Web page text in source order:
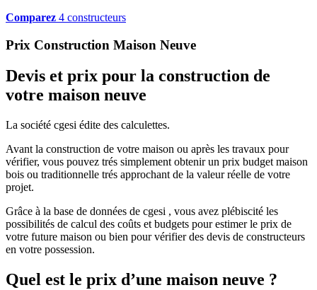
Comparez 4 constructeurs
Prix Construction Maison Neuve
Devis et prix pour la construction de
votre maison neuve
La société cgesi édite des calculettes.
Avant la construction de votre maison ou après les travaux pour
vérifier, vous pouvez trés simplement obtenir un prix budget maison
bois ou traditionnelle trés approchant de la valeur réelle de votre
projet.
Grâce à la base de données de cgesi , vous avez plébiscité les
possibilités de calcul des coûts et budgets pour estimer le prix de
votre future maison ou bien pour vérifier des devis de constructeurs
en votre possession.
Quel est le prix d’une maison neuve ?